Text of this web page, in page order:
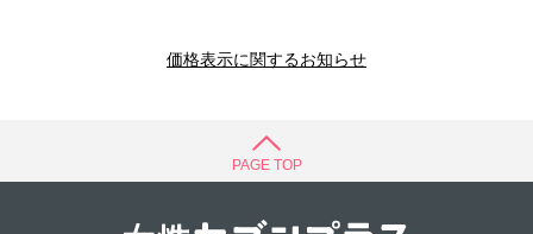
価格表示に関するお知らせ
PAGE TOP